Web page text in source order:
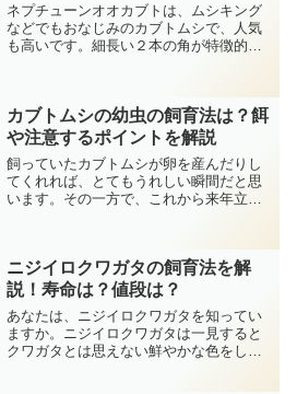
ネプチューンオオカブトは、ムシキング
などでもおなじみのカブトムシで、人気
も高いです。細長い２本の角が特徴的
ブトムシです。今回は、そういったネプ
チューンオオカブトについて...
カブトムシの幼虫の飼育法は？餌
や注意するポイントを解説
飼っていたカブトムシが卵を産んだりし
てくれれば、とてもうれしい瞬間だと思
います。その一方で、これから来年立派
は、カブトムシの幼虫の飼育法について
解説していきたいと思いま...
ニジイロクワガタの飼育法を解
説！寿命は？値段は？
あなたは、ニジイロクワガタを知ってい
ますか。ニジイロクワガタは一見すると
クワガタとは思えない鮮やかな色をした